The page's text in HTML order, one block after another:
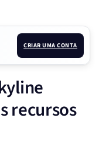
CRIAR UMA CONTA
recursos